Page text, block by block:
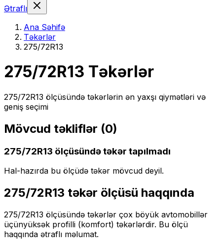
Ətraflı
Ana Səhifə
Təkərlər
275/72R13
275/72R13 Təkərlər
275/72R13 ölçüsündə təkərlərin ən yaxşı qiymətləri və
geniş seçimi
Mövcud təkliflər (0)
275/72R13 ölçüsündə təkər tapılmadı
Hal-hazırda bu ölçüdə təkər mövcud deyil.
275/72R13 təkər ölçüsü haqqında
275/72R13 ölçüsündə təkərlər çox böyük avtomobillər
üçünyüksək profilli (komfort) təkərlərdir. Bu ölçü
haqqında ətraflı məlumat.